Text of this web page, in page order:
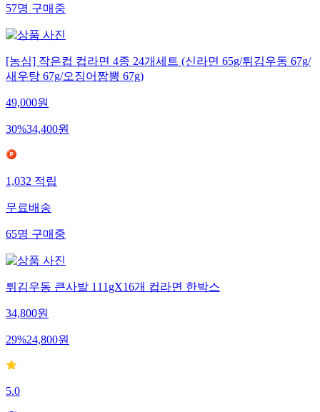
57명구매중
[농심] 작은컵 컵라면 4종 24개세트 (신라면 65g/튀김우동 67g/
새우탕 67g/오징어짬뽕 67g)
49,000원
30%34,400원
1,032적립
무료배송
65명구매중
튀김우동 큰사발 111gX16개 컵라면 한박스
34,800원
29%24,800원
5.0